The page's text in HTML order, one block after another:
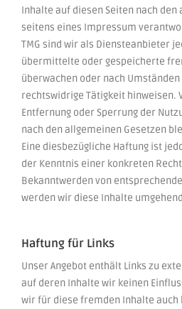
Inhalte auf diesen Seiten nach den
seitens eines Impressum
TMG sind wir als Diensteanbieter
übermittelte oder gespeicherte
überwachen oder nach
rechtswidrige Tätigkeit hinweisen.
Entfernung oder Sperrung der
nach den allgemeinen Gesetzen
Eine diesbezügliche Haftung ist
der Kenntnis einer konkreten
Bekanntwerden von
werden wir diese Inhalte
Haftung für Links
Unser Angebot enthält Links zu
auf deren Inhalte wir keinen
wir für diese fremden Inhalte auch